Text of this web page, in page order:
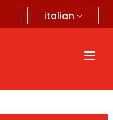
italian